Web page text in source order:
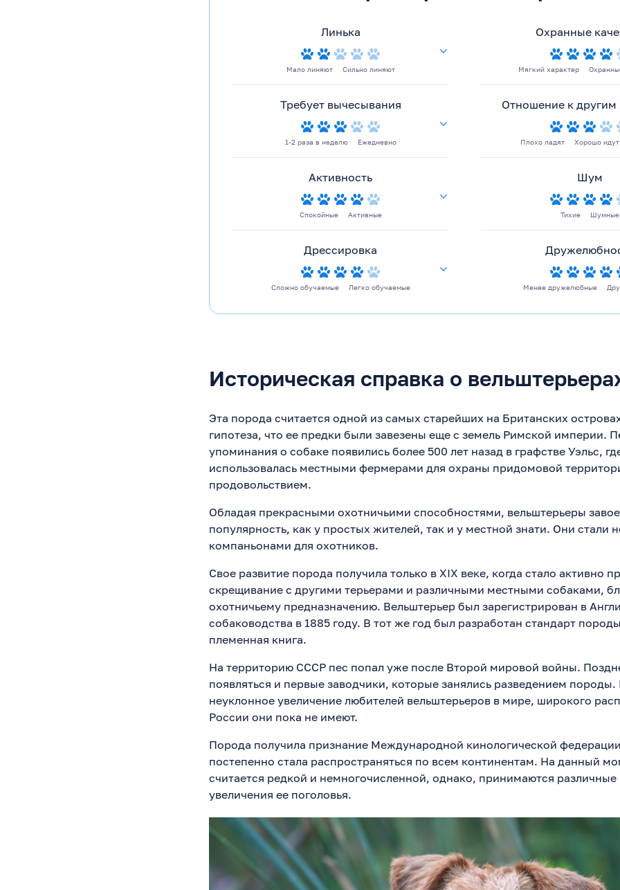
Линька
Мало линяют Сильно линяют
Требует вычесывания
1-2 раза в неделю Ежедневно
Активность
Спокойные Активные
Дрессировка
Сложно обучаемые Легко обучаемые
Охранные
Мягкий характер
Отношение к
Плохо ладят Хорошо идут
Шум
Тихие Шумные
Менее дружелюбные
Историческая справка о
Эта порода считается одной из самых старейших на Британских
гипотеза, что ее предки были завезены еще с земель Римской империи.
упоминания о собаке появились более 500 лет назад в графстве Уэльс,
использовалась местными фермерами для охраны придомовой
продовольствием.
Обладая прекрасными охотничьими способностями, вельштерьеры
популярность, как у простых жителей, так и у местной знати. Они стали
компаньонами для охотников.
Свое развитие порода получила только в XIX веке, когда стало активно
скрещивание с другими терьерами и различными местными собаками,
охотничьему предназначению. Вельштерьер был зарегистрирован в
собаководства в 1885 году. В тот же год был разработан стандарт
племенная книга.
На территорию СССР пес попал уже после Второй мировой войны.
появляться и первые заводчики, которые занялись разведением
неуклонное увеличение любителей вельштерьеров в мире, широкого
России они пока не имеют.
Порода получила признание Международной кинологической
постепенно стала распространяться по всем континентам. На данный
считается редкой и немногочисленной, однако, принимаются
увеличения ее поголовья.